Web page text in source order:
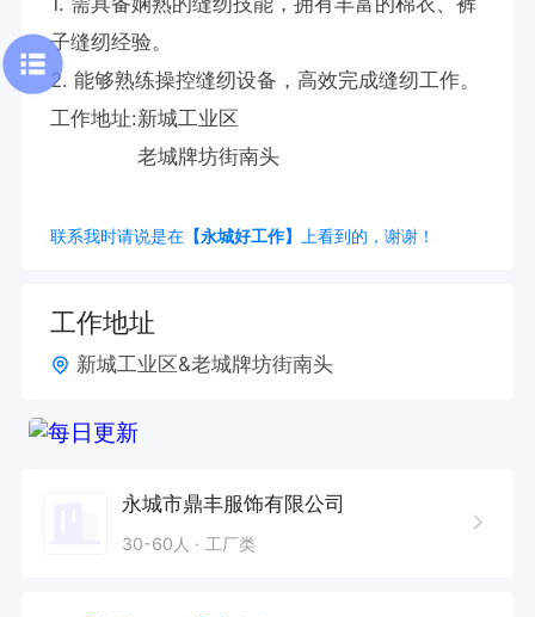
子缝纫经验。
2. 能够熟练操控缝纫设备，高效完成缝纫工作。
工作地址:新城工业区
              老城牌坊街南头
联系我时请说是在【永城好工作】 上看到的，谢谢！
工作地址
新城工业区&老城牌坊街南头
永城市鼎丰服饰有限公司
30-60人 工厂类